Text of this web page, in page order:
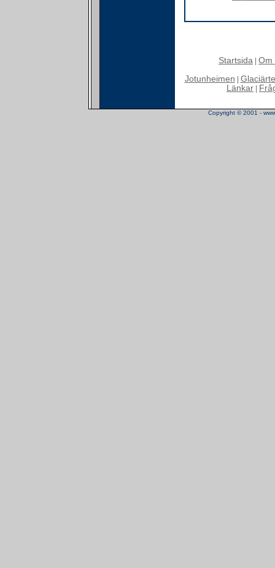
Startsida Om
Jotunheimen
Länkar
Copyright © 2001 -